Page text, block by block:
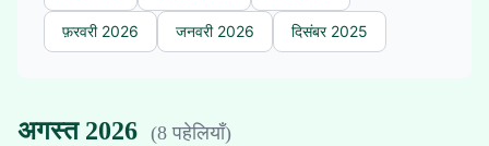
फ़रवरी 2026 जनवरी 2026 दिसंबर 2025
अगस्त 2026 (8 पहेलियाँ)